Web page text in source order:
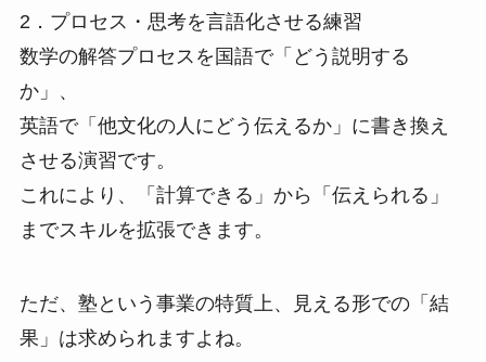
2．プロセス・思考を言語化させる練習
数学の解答プロセスを国語で「どう説明する
か」、
英語で「他文化の人にどう伝えるか」に書き換え
させる演習です。
これにより、「計算できる」から「伝えられる」
までスキルを拡張できます。
ただ、塾という事業の特質上、見える形での「結
果」は求められますよね。